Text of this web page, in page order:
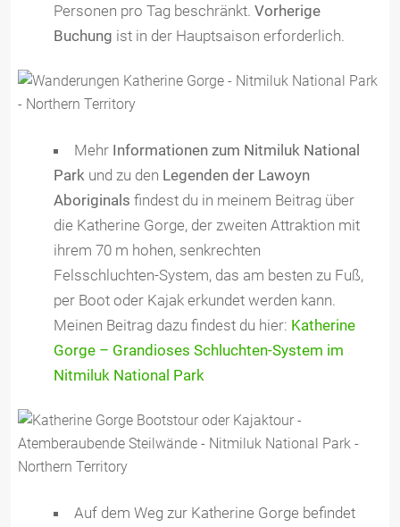
Personen pro Tag beschränkt. Vorherige
Buchung ist in der Hauptsaison erforderlich.
Mehr Informationen zum Nitmiluk National
Park und zu den Legenden der Lawoyn
Aboriginals findest du in meinem Beitrag über
die Katherine Gorge, der zweiten Attraktion mit
ihrem 70 m hohen, senkrechten
Felsschluchten-System, das am besten zu Fuß,
per Boot oder Kajak erkundet werden kann.
Meinen Beitrag dazu findest du hier: Katherine
Gorge – Grandioses Schluchten-System im
Nitmiluk National Park
Auf dem Weg zur Katherine Gorge befindet